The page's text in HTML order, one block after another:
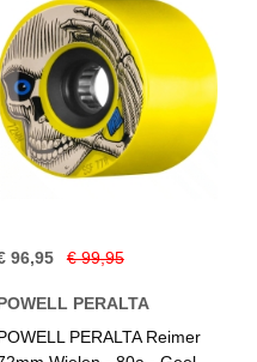
96,95 € 99,95
PERALTA
PERALTA Reimer